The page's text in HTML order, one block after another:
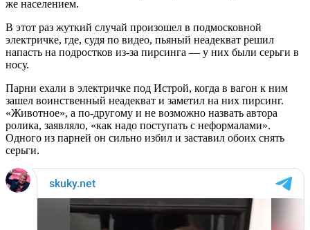
же населением.
В этот раз жуткий случай произошел в подмосковной
электричке, где, судя по видео, пьяный неадекват решил
напасть на подростков из-за пирсинга — у них были серьги в
носу.
Парни ехали в электричке под Истрой, когда в вагон к ним
зашел воинственный неадекват и заметил на них пирсинг.
«Животное», а по-другому и не возможно назвать автора
ролика, заявляло, «как надо поступать с неформалами».
Одного из парней он сильно избил и заставил обоих снять
серьги.